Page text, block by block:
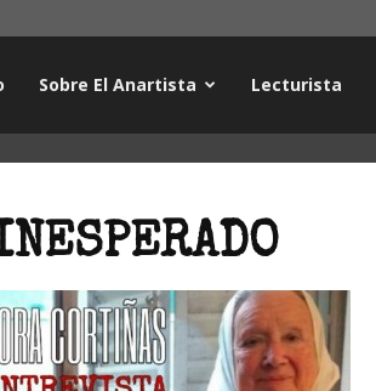
Sobre El Anartista Lecturista